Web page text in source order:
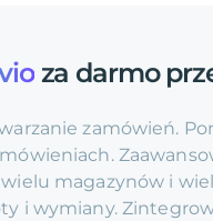
za darmo
zamówień.
magazynów i
i wymiany.